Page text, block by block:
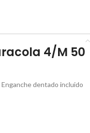
4/M 50
dentado incluido